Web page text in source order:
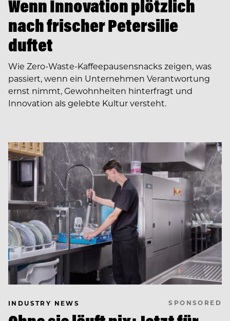
Wenn Innovation plötzlich
nach frischer Petersilie
duftet
Wie Zero-Waste-Kaffeepausensnacks zeigen, was
passiert, wenn ein Unternehmen Verantwortung
ernst nimmt, Gewohnheiten hinterfragt und
Innovation als gelebte Kultur versteht.
INDUSTRY NEWS SPONSORED